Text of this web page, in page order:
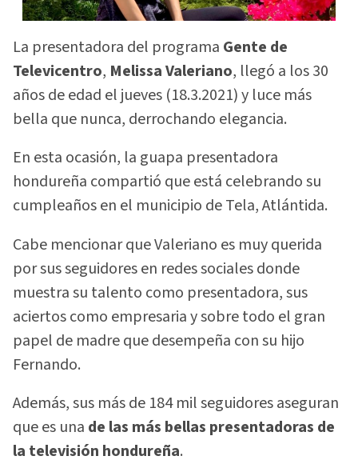
La presentadora del programa Gente de
Televicentro, Melissa Valeriano, llegó a los 30
años de edad el jueves (18.3.2021) y luce más
bella que nunca, derrochando elegancia.
En esta ocasión, la guapa presentadora
hondureña compartió que está celebrando su
cumpleaños en el municipio de Tela, Atlántida.
Cabe mencionar que Valeriano es muy querida
por sus seguidores en redes sociales donde
muestra su talento como presentadora, sus
aciertos como empresaria y sobre todo el gran
papel de madre que desempeña con su hijo
Fernando.
Además, sus más de 184 mil seguidores aseguran
que es una de las más bellas presentadoras de
la televisión hondureña.